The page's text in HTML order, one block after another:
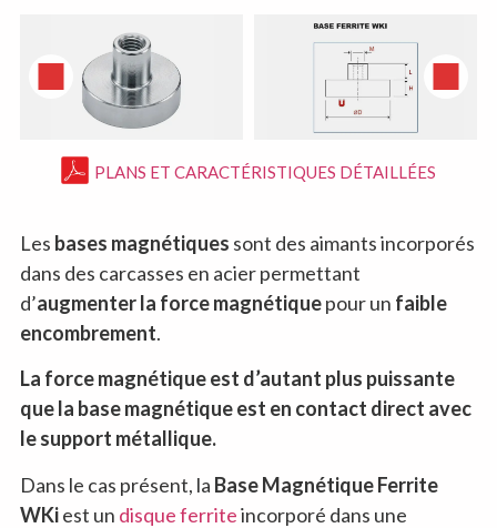
PLANS ET CARACTÉRISTIQUES DÉTAILLÉES
Les bases magnétiques sont des aimants incorporés
dans des carcasses en acier permettant
d’augmenter la force magnétiquepour un faible
encombrement.
La force magnétique est d’autant plus puissante
que la base magnétique est en contact direct avec
le support métallique.
Dans le cas présent, la Base Magnétique Ferrite
WKiest un disque ferriteincorporé dans une